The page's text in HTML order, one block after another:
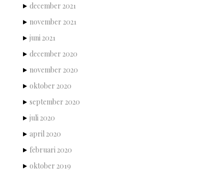
december 2021
november 2021
juni 2021
december 2020
november 2020
oktober 2020
september 2020
juli 2020
april 2020
februari 2020
oktober 2019